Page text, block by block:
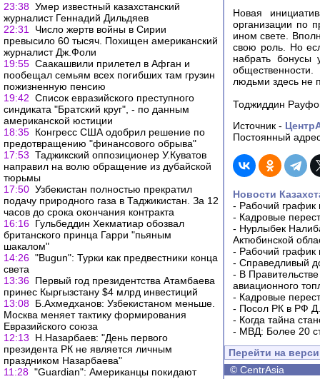
23:38 Умер известный казахстанский
журналист Геннадий Дильдяев
22:31
Число жертв войны в Сирии
превысило 60 тысяч. Похищен американский
журналист Дж.Фоли
19:55 Саакашвили прилетел в Афган и
пообещал семьям всех погибших там грузин
пожизненную пенсию
19:42 Список евразийского преступного
синдиката "Братский круг", - по данным
американской юстиции
18:35 Конгресс США одобрил решение по
предотвращению "финансового обрыва"
17:53 Таджикский оппозиционер У.Куватов
направил на волю обращение из дубайской
тюрьмы
17:50 Узбекистан полностью прекратил
подачу природного газа в Таджикистан. За 12
часов до срока окончания контракта
16:16 Гульбеддин Хекматиар обозвал
британского принца Гарри "пьяным
шакалом"
14:26 "Bugun": Турки как предвестники конца
света
13:36 Первый год президентства Атамбаева
принес Кыргызстану $4 млрд инвестиций
13:08 Б.Ахмедханов: Узбекистаном меньше.
Москва меняет тактику формирования
Евразийского союза
12:13
Н.Назарбаев: "День первого
президента РК не является личным
праздником Назарбаева"
11:28 "Guardian": Американцы покидают
Новая
организации по
ином свете.
свою роль. Но
набрать бонусы
людьми здесь не
Тоджиддин
Источник -
Постоянный
Новости
- Рабочий график
- Кадровые
- Нурлыбек
Актюбинской
- Рабочий график
- Справедливый
- В
авиационного
- Кадровые
- Посол РК в РФ
- Когда тайна
- МВД: Более 20
Перейти на
© CentrAsia